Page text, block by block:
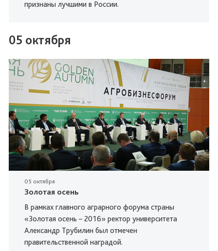
признаны лучшими в России.
05 октября
05 октября
Золотая осень
В рамках главного аграрного форума страны
«Золотая осень – 2016» ректор университета
Александр Трубилин был отмечен
правительственной наградой.